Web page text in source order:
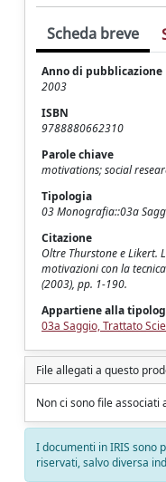
Scheda breve
Anno di pubblicazione
2003
ISBN
9788880662310
Parole chiave
motivations; social
Tipologia
03 Monografia::03a
Citazione
Oltre Thurstone e Likert.
motivazioni con la
(2003), pp. 1-190.
Appartiene alla
03a Saggio, Trattato
File allegati a questo
Non ci sono file associati
I documenti in IRIS sono
riservati, salvo diversa